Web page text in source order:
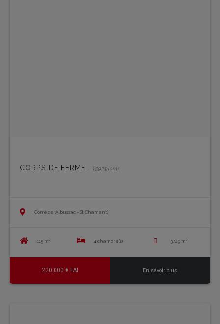
CORPS DE FERME - T5929lsmr
Corrèze (Albussac - St Chamant)
115 m² 4 chambre(s) 3749 m²
220 000 € FAI En savoir plus